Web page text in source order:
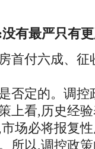
有最严只有
付六成、征
定的。调控
看,历史经验
场必将报复
所以,调控政